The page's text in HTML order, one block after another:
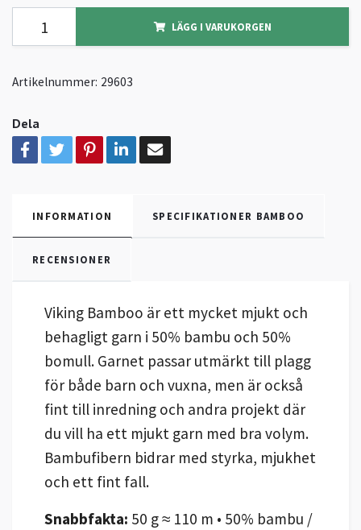
LÄGG I VARUKORGEN
Artikelnummer: 29603
Dela
INFORMATION SPECIFIKATIONER BAMBOO
RECENSIONER
Viking Bamboo är ett mycket mjukt och
behagligt garn i 50% bambu och 50%
bomull. Garnet passar utmärkt till plagg
för både barn och vuxna, men är också
fint till inredning och andra projekt där
du vill ha ett mjukt garn med bra volym.
Bambufibern bidrar med styrka, mjukhet
och ett fint fall.
Snabbfakta: 50 g ≈ 110 m • 50% bambu /